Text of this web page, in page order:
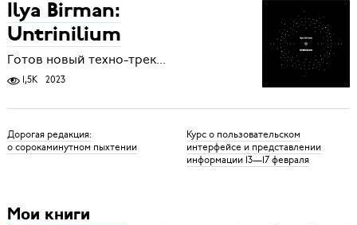
Ilya Birman:
Untrinilium
Готов новый техно-трек...
1,5K 2023
Дорогая редакция:
о сорокаминутном пыхтении
Курс о пользовательском
интерфейсе и представлении
информации 13—17 февраля
Мои книги